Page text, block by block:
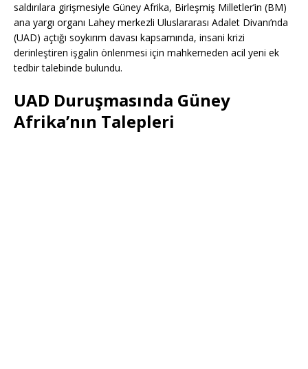
saldırılara girişmesiyle Güney Afrika, Birleşmiş Milletler’in (BM)
ana yargı organı Lahey merkezli Uluslararası Adalet Divanı’nda
(UAD) açtığı soykırım davası kapsamında, insani krizi
derinleştiren işgalin önlenmesi için mahkemeden acil yeni ek
tedbir talebinde bulundu.
UAD Duruşmasında Güney
Afrika’nın Talepleri